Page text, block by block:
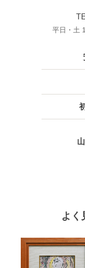
平日・土
よく